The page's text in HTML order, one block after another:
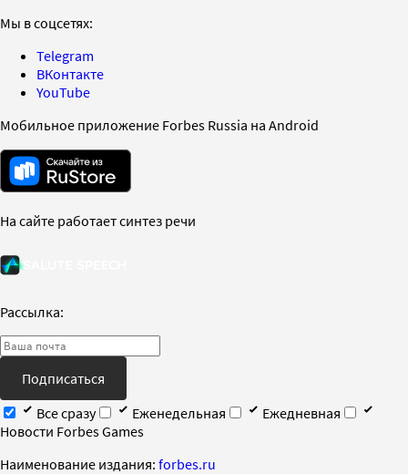
Мы в соцсетях:
Telegram
ВКонтакте
YouTube
Мобильное приложение Forbes Russia на Android
На сайте работает синтез речи
Рассылка:
Подписаться
Все сразу
Еженедельная
Ежедневная
Новости Forbes Games
Наименование издания: forbes.ru